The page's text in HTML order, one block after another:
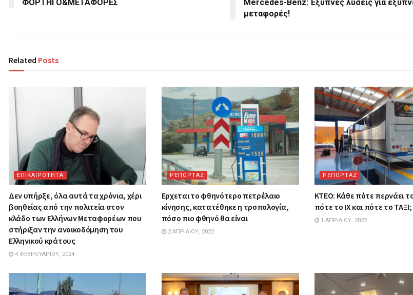
ΦΟΡΤΗΓΟ&ΜΕΤΑΦΟΡΕΣ
Mercedes-Benz: Έξυπνες λύσεις για
μεταφορές!
Related Posts
ΕΠΙΚΑΙΡΟΤΗΤΑ
Δεν υπήρξε, όλα αυτά τα χρόνια, χέρι
βοηθείας από την πολιτεία στον
κλάδο των Ελλήνων Μεταφορέων που
στήριξαν την ανοικοδόμηση του
Ελληνικού κράτους
4 ΦΕΒΡΟΥΑΡΊΟΥ, 2024
ΡΕΠΟΡΤΑΖ
Ερχεται το φθηνότερο πετρέλαιο
κίνησης, κατατέθηκε η τροπολογία,
πόσο πιο φθηνό θα είναι
2 ΑΠΡΙΛΊΟΥ, 2022
ΡΕΠΟΡΤΑΖ
ΚΤΕΟ: Κάθε πότε περνάει
πότε το ΙΧ και πότε το ΤΑΞΙ;
1 ΑΠΡΙΛΊΟΥ, 2022